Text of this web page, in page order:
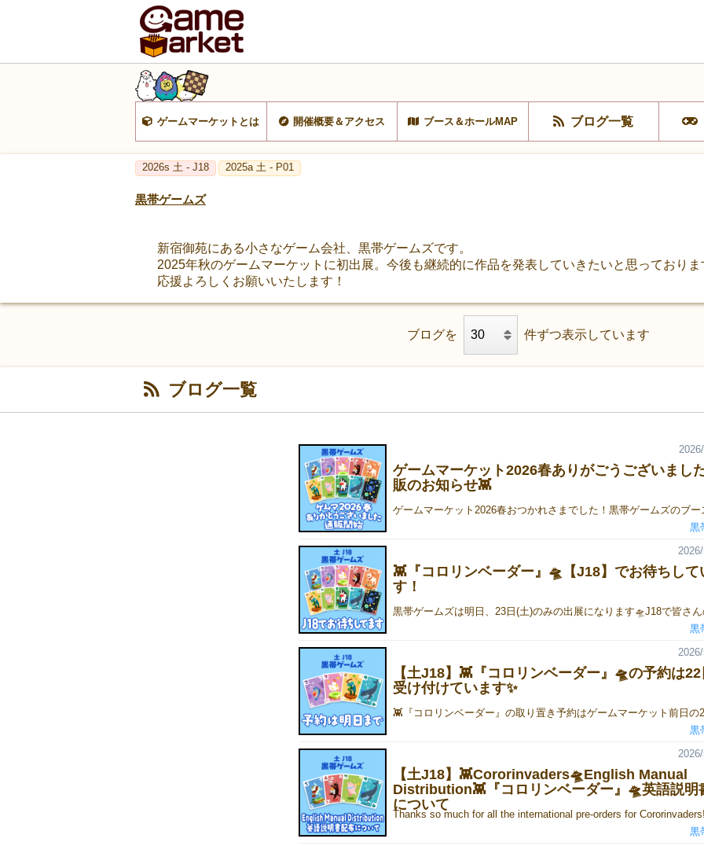
ゲームマーケットとは 開催概要＆アクセス ブース＆ホールMAP ブログ一覧
2026s 土 - J18 2025a 土 - P01
黒帯ゲームズ
新宿御苑にある小さなゲーム会社、黒帯ゲームズです。
2025年秋のゲームマーケットに初出展。今後も継続的に作品を発表していきたいと思っておりま
応援よろしくお願いいたします！
ブログを 件ずつ表示しています
ブログ一覧
ゲームマーケット2026春ありがごうございまし
販のお知らせ👾
黒
👾『コロリンベーダー』🛸【J18】でお待ちして
す！
黒
【土J18】👾『コロリンベーダー』🛸の予約は
受け付けています✨
黒
【土J18】👾Cororinvaders🛸English Manual
Distribution👾『コロリンベーダー』🛸英語説明
について
黒